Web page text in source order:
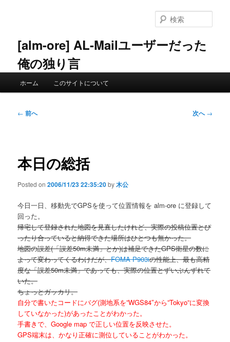
ン
へ
[alm-ore] AL-Mailユーザーだった
俺の独り言
索
ホーム このサイトについて
投
ゲ
ー
ョ
← 前へ 次へ→
本日の総括
Posted on2006/11/23 22:35:20by木公
今日一日、移動先でGPSを使って位置情報を alm-ore に登録して
回った。
帰宅して登録された地図を見直したけれど、実際の投稿位置とぴ
ったり合っていると納得できた場所はひとつも無かった。
地図の誤差(「誤差50m未満」とか)は補足できたGPS衛星の数に
よって変わってくるわけだが、FOMA P903iの性能上、最も高精
度な「誤差50m未満」であっても、実際の位置とずいぶんずれて
いた。
ちょっとガッカリ。
自分で書いたコードにバグ(測地系を”WGS84″から”Tokyo”に変換
していなかった)があったことがわかった。
手書きで、Google map で正しい位置を反映させた。
GPS端末は、かなり正確に測位していることがわかった。